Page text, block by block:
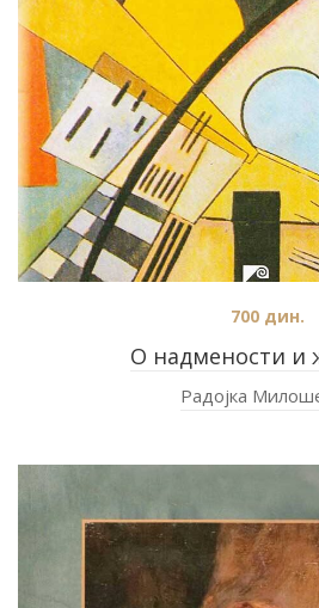
О надмености и
700 дин.
Радојка